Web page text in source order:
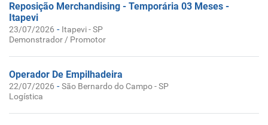
Reposição Merchandising - Temporária 03 Meses -
Itapevi
23/07/2026 - Itapevi - SP
Demonstrador / Promotor
Operador De Empilhadeira
22/07/2026 -São Bernardo do Campo - SP
Logística